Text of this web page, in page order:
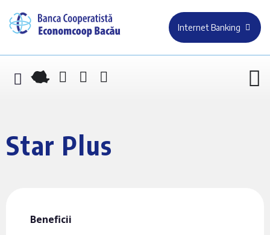
Internet Banking
Star Plus
Beneficii